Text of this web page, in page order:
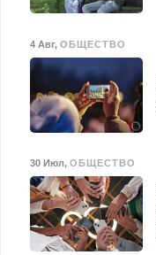
4 Авг, ОБЩЕСТВО
30 Июл, ОБЩЕСТВО